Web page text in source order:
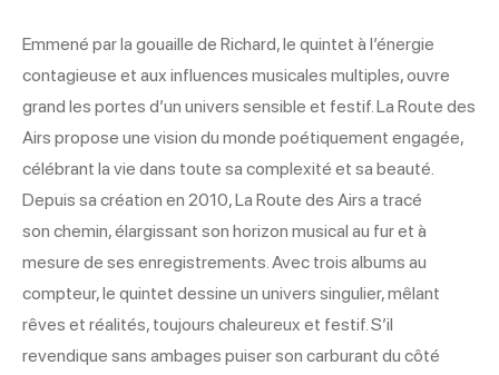
Emmené par la gouaille de Richard, le quintet à l’énergie
contagieuse et aux influences musicales multiples, ouvre
grand les portes d’un univers sensible et festif. La Route des
Airs propose une vision du monde poétiquement engagée,
célébrant la vie dans toute sa complexité et sa beauté.
Depuis sa création en 2010, La Route des Airs a tracé
son chemin, élargissant son horizon musical au fur et à
mesure de ses enregistrements. Avec trois albums au
compteur, le quintet dessine un univers singulier, mêlant
rêves et réalités, toujours chaleureux et festif. S’il
revendique sans ambages puiser son carburant du côté